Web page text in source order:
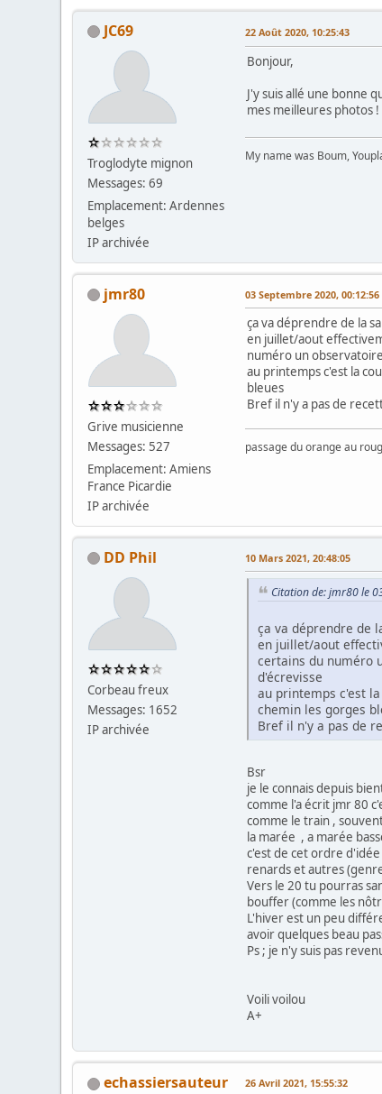
JC69
Troglodyte mignon
Messages: 69
Emplacement: Ardennes
belges
IP archivée
22 Août 2020, 10:25:43
Bonjour,
J'y suis allé une bonne
mes meilleures photos !
My name was Boum,
jmr80
Grive musicienne
Messages: 527
Emplacement: Amiens
France Picardie
IP archivée
03 Septembre 2020, 00:12:56
ça va déprendre de la
en juillet/aout
numéro un
au printemps c'est la
bleues
Bref il n'y a pas de
passage du orange au
DD Phil
Corbeau freux
Messages: 1652
IP archivée
10 Mars 2021, 20:48:05
Citation de: jmr80 le
ça va déprendre de
en juillet/aout
certains du numéro
d'écrevisse
au printemps c'est
chemin les gorges
Bref il n'y a pas de
Bsr
je le connais depuis
comme l'a écrit jmr 80
comme le train ,
la marée , a marée
c'est de cet ordre
renards et autres
Vers le 20 tu pourras
bouffer (comme les
L'hiver est un peu
avoir quelques beau
Ps ; je n'y suis pas
Voili voilou
A+
echassiersauteur 26 Avril 2021, 15:55:32